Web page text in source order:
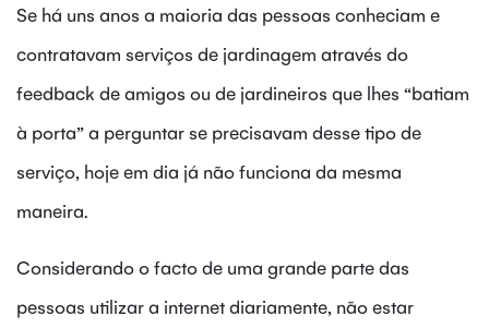
Se há uns anos a maioria das pessoas conheciam e
contratavam serviços de jardinagem através do
feedback de amigos ou de jardineiros que lhes “batiam
à porta” a perguntar se precisavam desse tipo de
serviço, hoje em dia já não funciona da mesma
maneira.
Considerando o facto de uma grande parte das
pessoas utilizar a internet diariamente, não estar